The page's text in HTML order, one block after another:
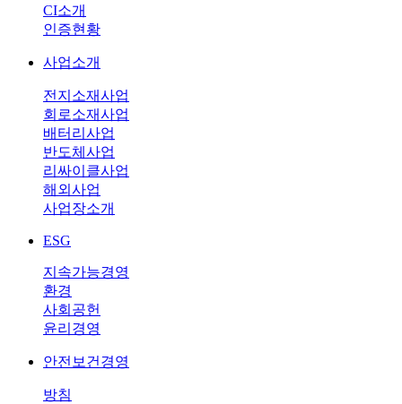
CI소개
인증현황
사업소개
전지소재사업
회로소재사업
배터리사업
반도체사업
리싸이클사업
해외사업
사업장소개
ESG
지속가능경영
환경
사회공헌
윤리경영
안전보건경영
방침